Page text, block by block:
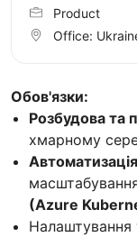
Обов'язки:
Розбудова та
хмарному
(Azure
Налаштування
Product
Office: